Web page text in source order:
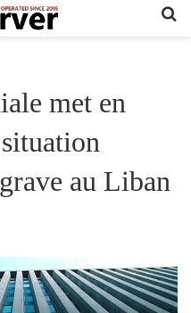
met en
au Liban